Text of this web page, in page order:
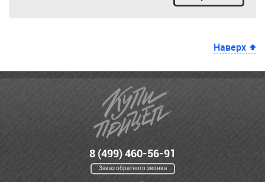
Наверх
8 (499) 460-56-91
Заказ обратного звонка